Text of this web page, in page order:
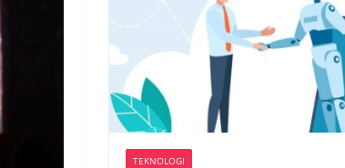
TEKNOLOGI